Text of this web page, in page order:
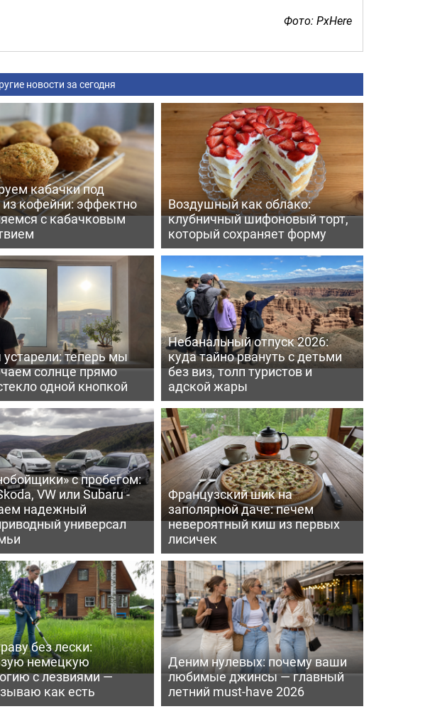
Фото: PxHere
новости за сегодня
кабачки под
из кофейни: эффектно
с кабачковым
Воздушный как облако:
клубничный шифоновый торт,
который сохраняет форму
теперь мы
солнце прямо
одной кнопкой
Небанальный отпуск 2026:
куда тайно рвануть с детьми
без виз, толп туристов и
адской жары
с пробегом:
VW или Subaru -
надежный
универсал
Французский шик на
заполярной даче: печем
невероятный киш из первых
лисичек
без лески:
немецкую
с лезвиями —
как есть
Деним нулевых: почему ваши
любимые джинсы — главный
летний must-have 2026